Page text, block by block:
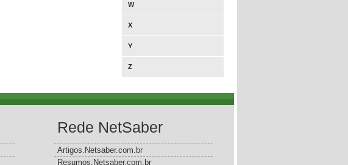
W
X
Y
Z
Rede NetSaber
Artigos.Netsaber.com.br
Resumos.Netsaber.com.br